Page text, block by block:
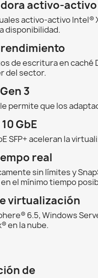
activo-activo
activo-activo Intel®
disponibilidad.
rendimiento
de escritura en
del sector.
3
permite que los
GbE
SFP+ aceleran la
real
sin límites y
el mínimo tiempo
virtualización
6.5, Windows
en la nube.
de